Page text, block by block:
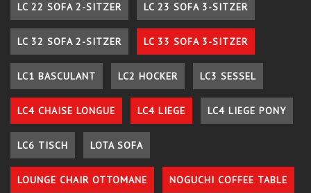
LC 22 SOFA 2-SITZER LC 23 SOFA 3-SITZER
LC 32 SOFA 2-SITZER LC 33 SOFA 3-SITZER
LC1 BASCULANT LC2 HOCKER LC3 SESSEL
LC4 CHAISE LONGUE LC4 LIEGE LC4 LIEGE PONY
LC6 TISCH LOTA SOFA
LOUNGE CHAIR OTTOMANE NOGUCHI COFFEE TABLE